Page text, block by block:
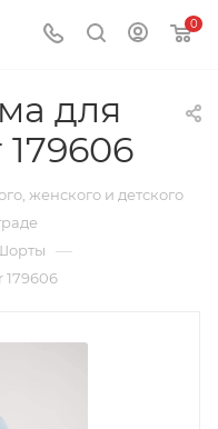
0
для
женского и детского
—